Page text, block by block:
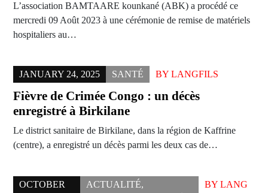
L’association BAMTAARE kounkané (ABK) a procédé ce
mercredi 09 Août 2023 à une cérémonie de remise de matériels
hospitaliers au…
JANUARY 24, 2025 SANTÉ BY LANGFILS
Fièvre de Crimée Congo : un décès
enregistré à Birkilane
Le district sanitaire de Birkilane, dans la région de Kaffrine
(centre), a enregistré un décès parmi les deux cas de…
OCTOBER
ACTUALITÉ,
BYLANG